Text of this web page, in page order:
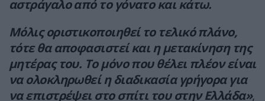
αστράγαλο από το γόνατο και κάτω.
Μόλις οριστικοποιηθεί το τελικό πλάνο,
τότε θα αποφασιστεί και η μετακίνηση της
μητέρας του. Το μόνο που θέλει πλέον είναι
να ολοκληρωθεί η διαδικασία γρήγορα για
να επιστρέψει στο σπίτι του στην Ελλάδα»,